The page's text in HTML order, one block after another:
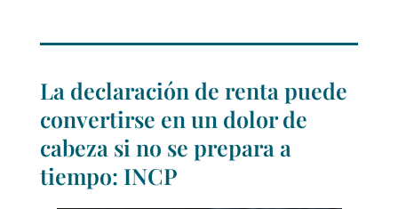
La declaración de renta puede
convertirse en un dolor de
cabeza si no se prepara a
tiempo: INCP